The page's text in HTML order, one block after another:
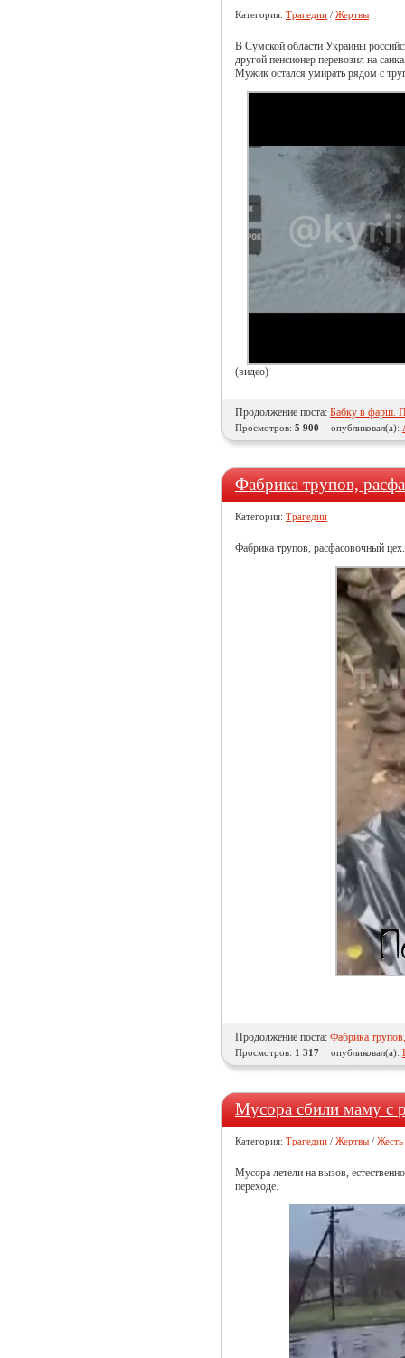
Категория: Трагедии / Жертвы
В Сумской области Украины
другой пенсионер перевозил на
Мужик остался умирать рядом с
(видео)
Продолжение поста: Бабку в фарш.
Просмотров: 5 900 опубликовал(а):
Фабрика трупов,
Категория: Трагедии
Фабрика трупов, расфасовочный цех.
Продолжение поста: Фабрика
Просмотров: 1 317 опубликовал(а):
Мусора сбили маму с
Категория: Трагедии / Жертвы /
Мусора летели на вызов,
переходе.